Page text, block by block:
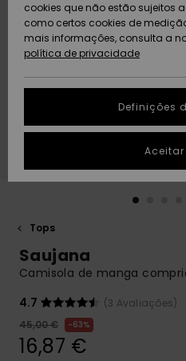
Artigos
recém-
Artigos
recém-
AJUDA
dados
Guia de
conversa
obteres a
resposta
rápida à
Encontra
respostas
para as
SUSTAINABILITY
PRESENTE
DESEJO
Tops
Saujana
Camisola de manga
4.7
(3 Avaliações)
45,00 €
63%
16,87 €
cookies que não estão sujeitos
como certos cookies de
mais informações, consulta a
política de privacidade
Definições